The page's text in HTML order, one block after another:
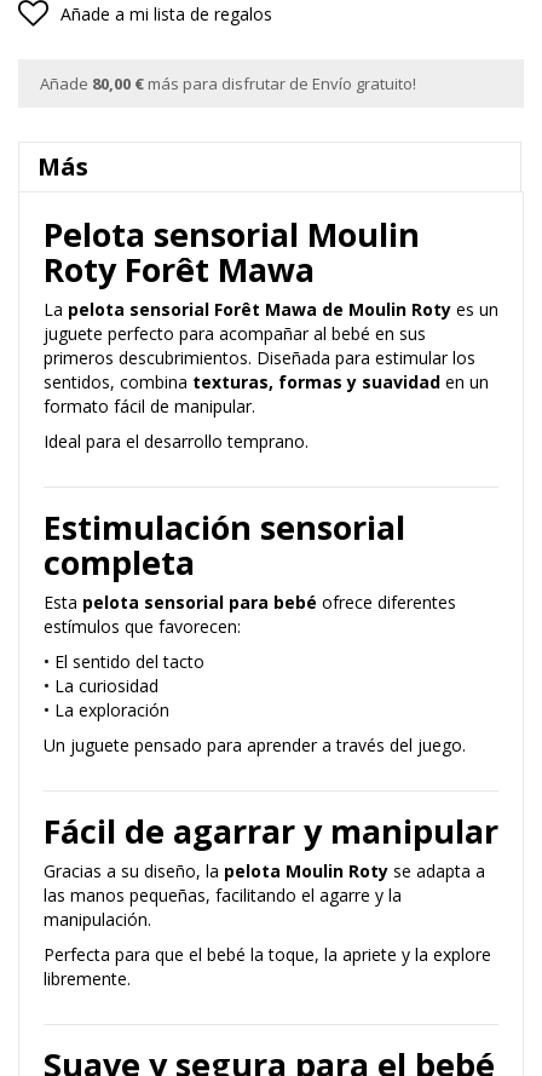
Añade a mi lista de regalos
Añade 80,00 € más para disfrutar de Envío gratuito!
Más
Pelota sensorial Moulin
Roty Forêt Mawa
La pelota sensorial Forêt Mawa de Moulin Roty es un
juguete perfecto para acompañar al bebé en sus
primeros descubrimientos. Diseñada para estimular los
sentidos, combina texturas, formas y suavidad en un
formato fácil de manipular.
Ideal para el desarrollo temprano.
Estimulación sensorial
completa
Esta pelota sensorial para bebé ofrece diferentes
estímulos que favorecen:
• El sentido del tacto
• La curiosidad
• La exploración
Un juguete pensado para aprender a través del juego.
Fácil de agarrar y manipular
Gracias a su diseño, la pelota Moulin Roty se adapta a
las manos pequeñas, facilitando el agarre y la
manipulación.
Perfecta para que el bebé la toque, la apriete y la explore
libremente.
Suave y segura para el bebé